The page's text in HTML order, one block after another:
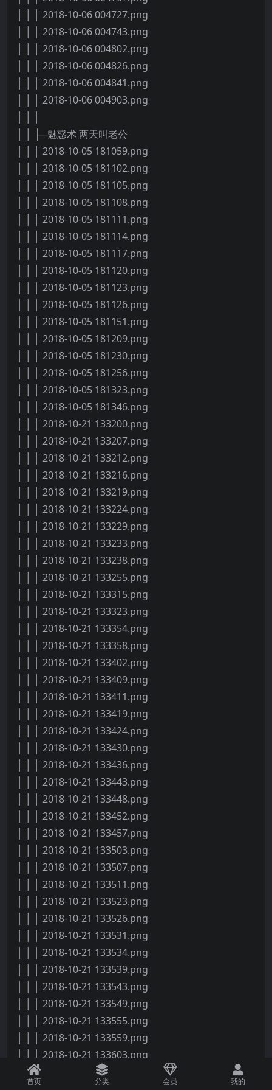
│ │ │ 2018-10-06 004727.png
│ │ │ 2018-10-06 004743.png
│ │ │ 2018-10-06 004802.png
│ │ │ 2018-10-06 004826.png
│ │ │ 2018-10-06 004841.png
│ │ │ 2018-10-06 004903.png
│ │ ├─魅惑术 两天叫老公
│ │ │ 2018-10-05 181059.png
│ │ │ 2018-10-05 181102.png
│ │ │ 2018-10-05 181105.png
│ │ │ 2018-10-05 181108.png
│ │ │ 2018-10-05 181111.png
│ │ │ 2018-10-05 181114.png
│ │ │ 2018-10-05 181117.png
│ │ │ 2018-10-05 181120.png
│ │ │ 2018-10-05 181123.png
│ │ │ 2018-10-05 181126.png
│ │ │ 2018-10-05 181151.png
│ │ │ 2018-10-05 181209.png
│ │ │ 2018-10-05 181230.png
│ │ │ 2018-10-05 181256.png
│ │ │ 2018-10-05 181323.png
│ │ │ 2018-10-05 181346.png
│ │ │ 2018-10-21 133200.png
│ │ │ 2018-10-21 133207.png
│ │ │ 2018-10-21 133212.png
│ │ │ 2018-10-21 133216.png
│ │ │ 2018-10-21 133219.png
│ │ │ 2018-10-21 133224.png
│ │ │ 2018-10-21 133229.png
│ │ │ 2018-10-21 133233.png
│ │ │ 2018-10-21 133238.png
│ │ │ 2018-10-21 133255.png
│ │ │ 2018-10-21 133315.png
│ │ │ 2018-10-21 133323.png
│ │ │ 2018-10-21 133354.png
│ │ │ 2018-10-21 133358.png
│ │ │ 2018-10-21 133402.png
│ │ │ 2018-10-21 133409.png
│ │ │ 2018-10-21 133411.png
│ │ │ 2018-10-21 133419.png
│ │ │ 2018-10-21 133424.png
│ │ │ 2018-10-21 133430.png
│ │ │ 2018-10-21 133436.png
│ │ │ 2018-10-21 133443.png
│ │ │ 2018-10-21 133448.png
│ │ │ 2018-10-21 133452.png
│ │ │ 2018-10-21 133457.png
│ │ │ 2018-10-21 133503.png
│ │ │ 2018-10-21 133507.png
│ │ │ 2018-10-21 133511.png
│ │ │ 2018-10-21 133523.png
│ │ │ 2018-10-21 133526.png
│ │ │ 2018-10-21 133531.png
│ │ │ 2018-10-21 133534.png
│ │ │ 2018-10-21 133539.png
│ │ │ 2018-10-21 133543.png
│ │ │ 2018-10-21 133549.png
│ │ │ 2018-10-21 133555.png
│ │ │ 2018-10-21 133559.png
│ │ │ 2018-10-21 133603.png
│ │ │ 2018-10-21 133634.png
首页 分类 会员 我的